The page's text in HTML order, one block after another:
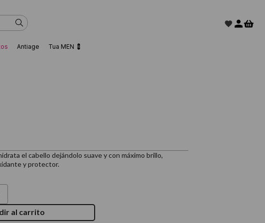
Antiage Tua MEN 💈
el cabello dejándolo suave y con máximo brillo,
y protector.
al carrito